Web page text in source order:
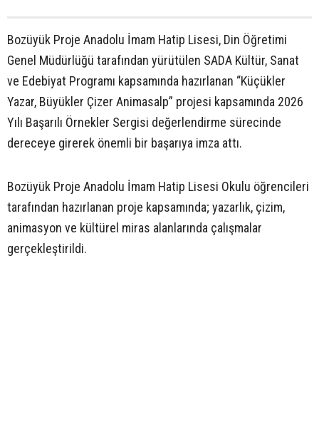
Bozüyük Proje Anadolu İmam Hatip Lisesi, Din Öğretimi
Genel Müdürlüğü tarafından yürütülen SADA Kültür, Sanat
ve Edebiyat Programı kapsamında hazırlanan “Küçükler
Yazar, Büyükler Çizer Animasalp” projesi kapsamında 2026
Yılı Başarılı Örnekler Sergisi değerlendirme sürecinde
dereceye girerek önemli bir başarıya imza attı.
Bozüyük Proje Anadolu İmam Hatip Lisesi Okulu öğrencileri
tarafından hazırlanan proje kapsamında; yazarlık, çizim,
animasyon ve kültürel miras alanlarında çalışmalar
gerçekleştirildi.